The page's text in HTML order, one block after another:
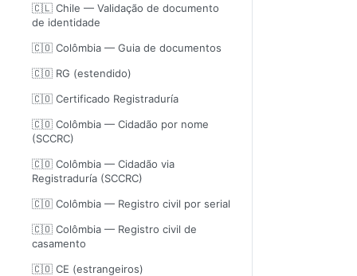
🇨🇱 Chile — Validação de documento
de identidade
🇨🇴 Colômbia — Guia de documentos
🇨🇴 RG (estendido)
🇨🇴 Certificado Registraduría
🇨🇴 Colômbia — Cidadão por nome
(SCCRC)
🇨🇴 Colômbia — Cidadão via
Registraduría (SCCRC)
🇨🇴 Colômbia — Registro civil por serial
🇨🇴 Colômbia — Registro civil de
casamento
🇨🇴 CE (estrangeiros)